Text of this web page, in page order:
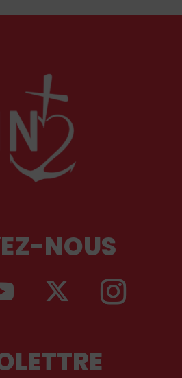
récents lui rendent
NOUS